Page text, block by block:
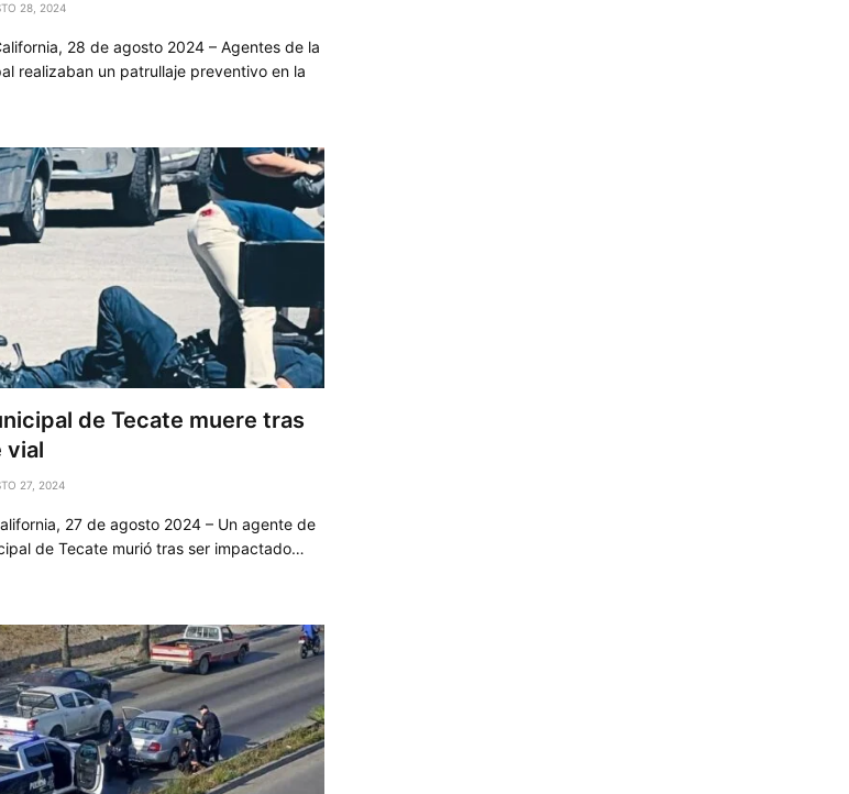
28, 2024
28 de agosto 2024 – Agentes de la
realizaban un patrullaje preventivo en la
de Tecate muere tras
vial
27, 2024
27 de agosto 2024 – Un agente de
de Tecate murió tras ser impactado…